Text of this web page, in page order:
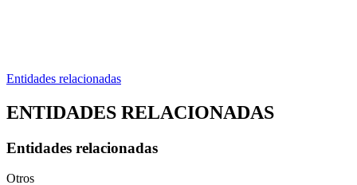
Entidades relacionadas
ENTIDADES RELACIONADAS
Entidades relacionadas
Otros